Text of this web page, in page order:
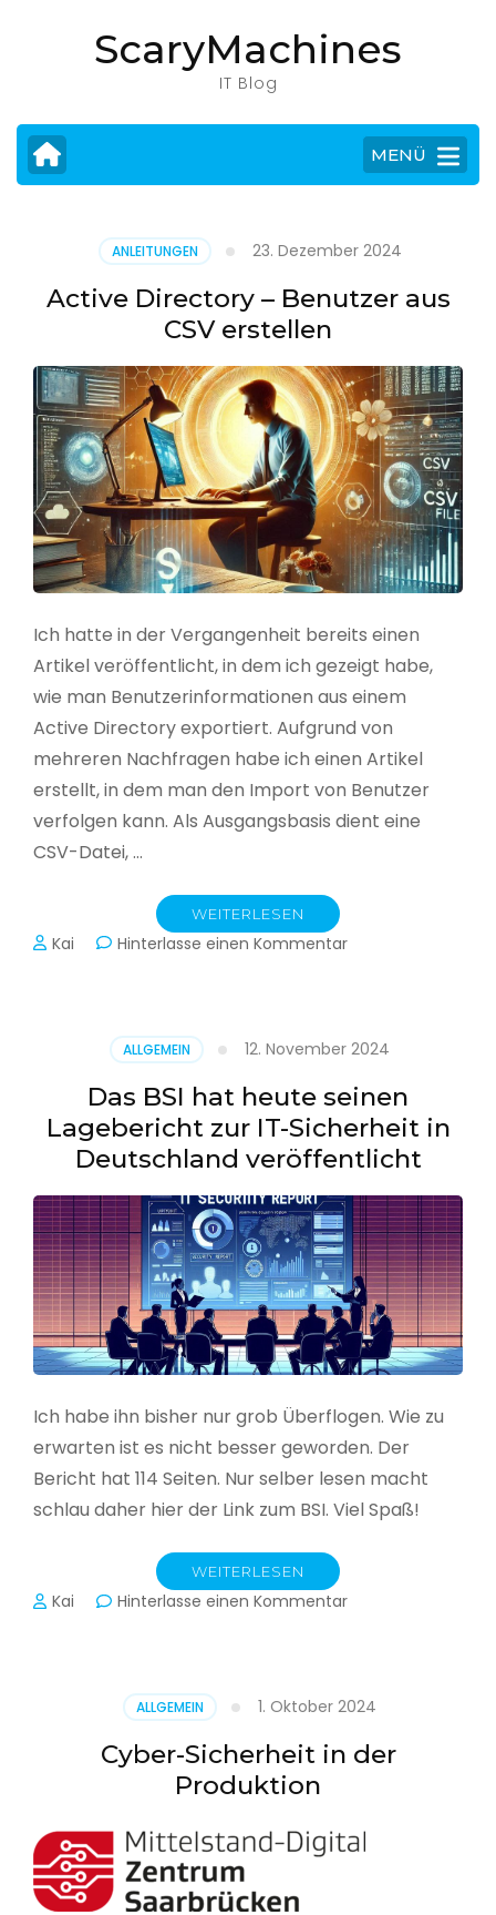
drücken)
ScaryMachines
IT Blog
MENÜ
ANLEITUNGEN 23. Dezember 2024
Active Directory – Benutzer aus
CSV erstellen
Ich hatte in der Vergangenheit bereits einen
Artikel veröffentlicht, in dem ich gezeigt habe,
wie man Benutzerinformationen aus einem
Active Directory exportiert. Aufgrund von
mehreren Nachfragen habe ich einen Artikel
erstellt, in dem man den Import von Benutzer
verfolgen kann. Als Ausgangsbasis dient eine
CSV-Datei, …
WEITERLESEN
Kai Hinterlasse einen Kommentarzu
aus
CSV
erstellen
ALLGEMEIN 12. November 2024
Das BSI hat heute seinen
Lagebericht zur IT-Sicherheit in
Deutschland veröffentlicht
Ich habe ihn bisher nur grob Überflogen. Wie zu
erwarten ist es nicht besser geworden. Der
Bericht hat 114 Seiten. Nur selber lesen macht
schlau daher hier der Link zum BSI. Viel Spaß!
WEITERLESEN
Kai Hinterlasse einen Kommentarzu
seinen
Lagebericht
zur
in
Deutschland
ALLGEMEIN 1. Oktober 2024
Cyber-Sicherheit in der
Produktion